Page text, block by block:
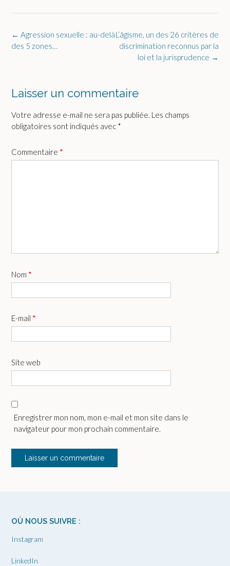
Post
navigation
L’âgisme, un des 26 critères de
discrimination reconnus par la
loi et la jurisprudence →
← Agression sexuelle : au-delà
des 5 zones…
Laisser un commentaire
Votre adresse e-mail ne sera pas publiée. Les champs
obligatoires sont indiqués avec *
Commentaire *
Nom *
E-mail *
Site web
Enregistrer mon nom, mon e-mail et mon site dans le
navigateur pour mon prochain commentaire.
OÙ NOUS SUIVRE :
Instagram
LinkedIn